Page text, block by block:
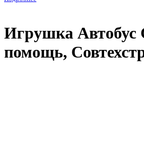
Игрушка Автобус
помощь,